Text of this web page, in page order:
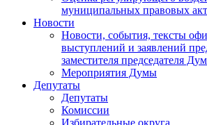
муниципальных правовых
Новости
Новости, события, тексты
выступлений и заявлений
заместителя председателя
Мероприятия Думы
Депутаты
Депутаты
Комиссии